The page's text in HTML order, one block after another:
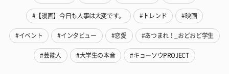
#【漫画】今日も人事は大変です。 #トレンド #映画
#イベント #インタビュー #恋愛 #あつまれ！_おどおど学生
#芸能人 #大学生の本音 #キョーソウPROJECT